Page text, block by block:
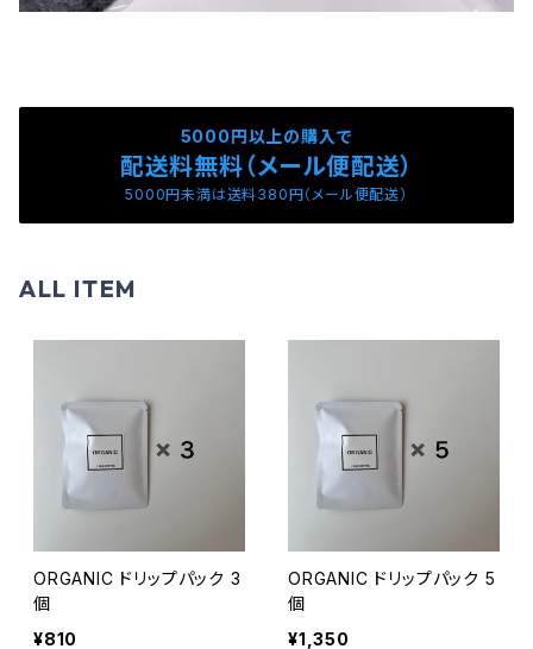
5000円以上の購入で
配送料無料（メール便配送）
5000円未満は送料380円（メール便配送）
ALL ITEM
ORGANIC ドリップパック 3
個
¥810
ORGANIC ドリップパック 5
個
¥1,350